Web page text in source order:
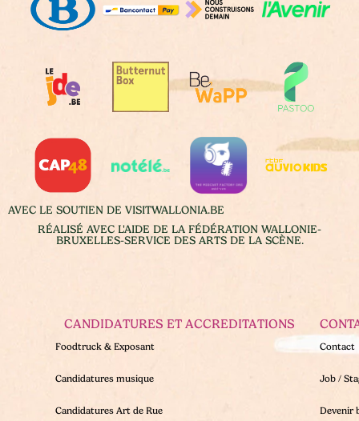
AVEC LE SOUTIEN DE VISITWALLONIA.BE
RÉALISÉ AVEC L'AIDE DE LA FÉDÉRATION WALLONIE-
BRUXELLES-SERVICE DES ARTS DE LA SCÈNE.
CANDIDATURES ET ACCREDITATIONS
Foodtruck & Exposant
Candidatures musique
Candidatures Art de Rue
Contact
Job /
Devenir